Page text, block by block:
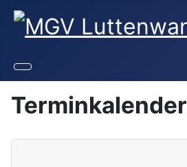
Terminkalender